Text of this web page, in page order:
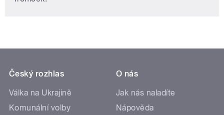
Český rozhlas
Válka na Ukrajině
Komunální volby
O nás
Jak nás naladíte
Nápověda